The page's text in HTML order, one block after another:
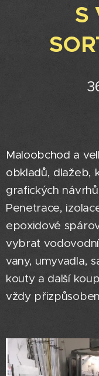
S
Maloobchod a
obkladů, dlažeb,
grafických
Penetrace,
epoxidové
vybrat
vany, umyvadla,
kouty a další
vždy